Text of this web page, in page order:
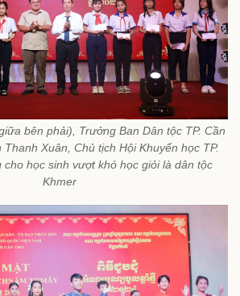
bên phải), Trưởng Ban Dân tộc TP. Cần
Xuân, Chủ tịch Hội Khuyến học TP.
cho học sinh vượt khó học giỏi là dân tộc
Khmer